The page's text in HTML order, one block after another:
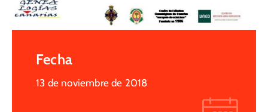
Fecha
13 de noviembre de 2018